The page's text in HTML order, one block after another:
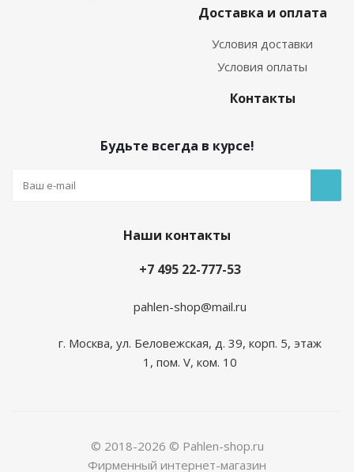
Доставка и оплата
Условия доставки
Условия оплаты
Контакты
Будьте всегда в курсе!
Наши контакты
+7 495 22-777-53
pahlen-shop@mail.ru
г. Москва, ул. Беловежская, д. 39, корп. 5, этаж
1, пом. V, ком. 10
© 2018-2026 © Pahlen-shop.ru
Фирменный интернет-магазин